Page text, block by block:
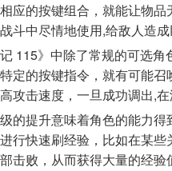
应的按键组合，就能让物
斗中尽情地使用,给敌人造成
记 115》中除了常规的可选
定的按键指令，就有可能
攻击速度，一旦成功调出,在
的提升意味着角色的能力
行快速刷经验，比如在某些
击败，从而获得大量的经验